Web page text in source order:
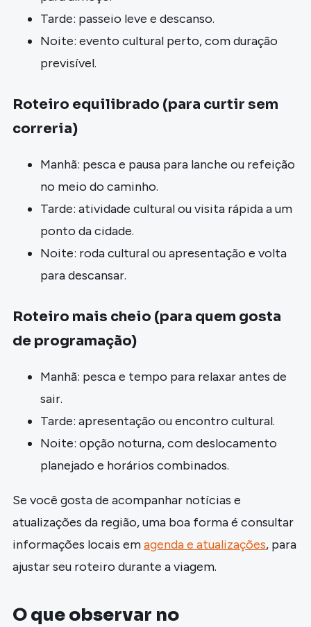
Tarde: passeio leve e descanso.
Noite: evento cultural perto, com duração
previsível.
Roteiro equilibrado (para curtir sem
correria)
Manhã: pesca e pausa para lanche ou refeição
no meio do caminho.
Tarde: atividade cultural ou visita rápida a um
ponto da cidade.
Noite: roda cultural ou apresentação e volta
para descansar.
Roteiro mais cheio (para quem gosta
de programação)
Manhã: pesca e tempo para relaxar antes de
sair.
Tarde: apresentação ou encontro cultural.
Noite: opção noturna, com deslocamento
planejado e horários combinados.
Se você gosta de acompanhar notícias e
atualizações da região, uma boa forma é consultar
informações locais emagenda e atualizações, para
ajustar seu roteiro durante a viagem.
O que observar no